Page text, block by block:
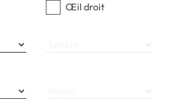
Œil droit